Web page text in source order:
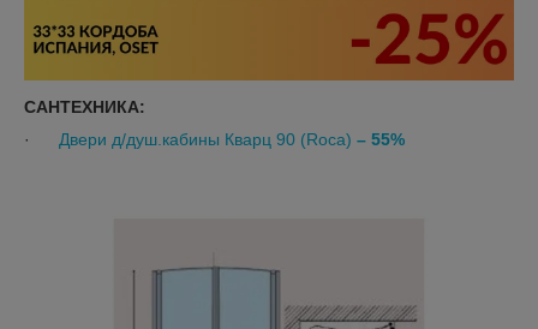
САНТЕХНИКА:
·
Двери д/душ.кабины Кварц 90 (Roca) – 55%